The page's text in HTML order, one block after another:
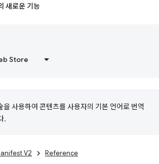
새로운 기능
Store
사용하여 콘텐츠를 사용자의 기본 언어로 번역
.
V2 Reference